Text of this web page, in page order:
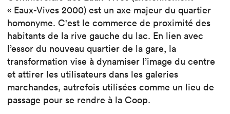
« Eaux-Vives 2000) est un axe majeur du quartier
homonyme. C'est le commerce de proximité des
habitants de la rive gauche du lac. En lien avec
l’essor du nouveau quartier de la gare, la
transformation vise à dynamiser l’image du centre
et attirer les utilisateurs dans les galeries
marchandes, autrefois utilisées comme un lieu de
passage pour se rendre à la Coop.